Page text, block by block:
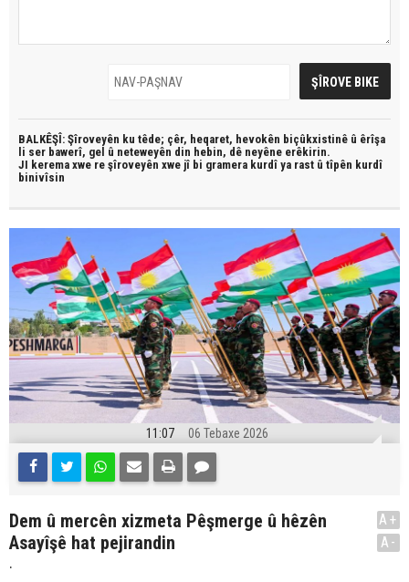
BALKÊŞÎ: Şîroveyên ku têde; çêr, heqaret, hevokên biçûkxistinê û êrîşa
li ser bawerî, gel û neteweyên din hebin, dê neyêne erêkirin.
JI kerema xwe re şîroveyên xwe jî bi gramera kurdî ya rast û tîpên kurdî
binivîsin
11:07 06 Tebaxe 2026
Dem û mercên xizmeta Pêşmerge û hêzên
Asayîşê hat pejirandin
.
A+
A-